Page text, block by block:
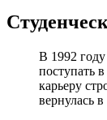
В 1992
поступать
карьеру
вернулась